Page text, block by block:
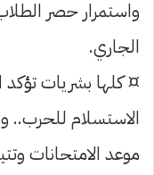
واستمرار حصر
الجاري.
¤ كلها بشريات
الاستسلام للحرب..
موعد الامتحانات